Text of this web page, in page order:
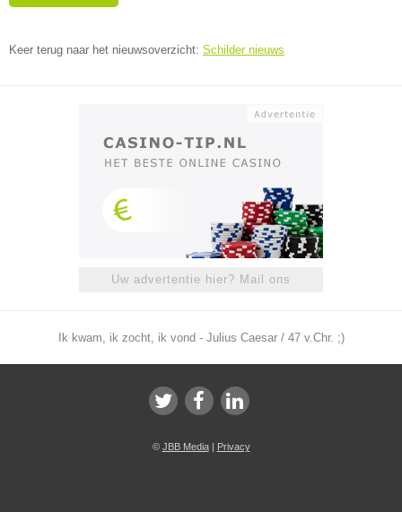
Keer terug naar het nieuwsoverzicht: Schilder nieuws
Uw advertentie hier? Mail ons
Ik kwam, ik zocht, ik vond - Julius Caesar / 47 v.Chr. ;)
© JBB Media| Privacy